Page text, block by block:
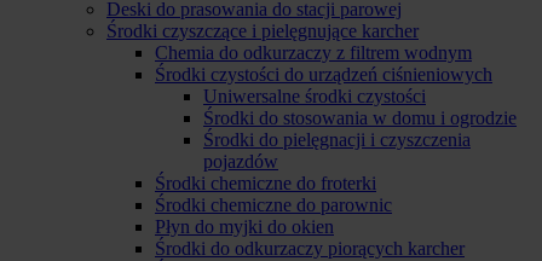
Deski do prasowania do stacji parowej
Środki czyszczące i pielęgnujące karcher
Chemia do odkurzaczy z filtrem wodnym
Środki czystości do urządzeń ciśnieniowych
Uniwersalne środki czystości
Środki do stosowania w domu i ogrodzie
Środki do pielęgnacji i czyszczenia
pojazdów
Środki chemiczne do froterki
Środki chemiczne do parownic
Płyn do myjki do okien
Środki do odkurzaczy piorących karcher